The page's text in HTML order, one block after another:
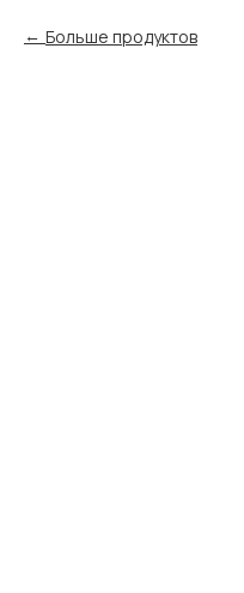
Больше продуктов